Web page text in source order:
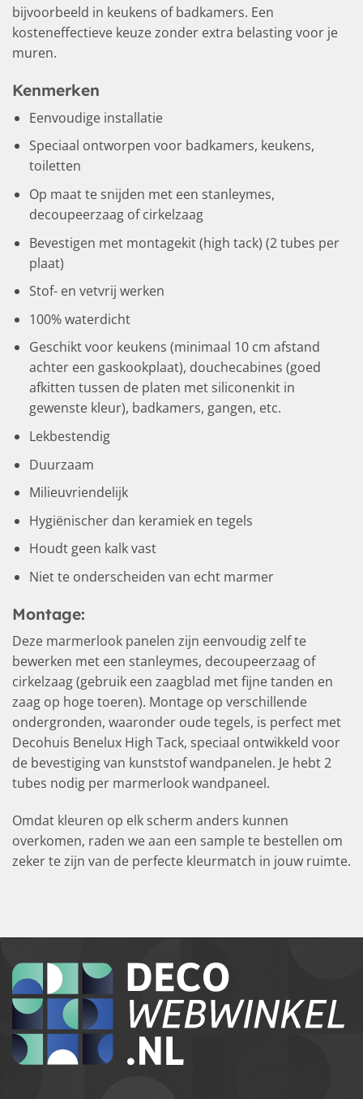
bijvoorbeeld in keukens of badkamers. Een
kosteneffectieve keuze zonder extra belasting voor je
muren.
Kenmerken
Eenvoudige installatie
Speciaal ontworpen voor badkamers, keukens,
toiletten
Op maat te snijden met een stanleymes,
decoupeerzaag of cirkelzaag
Bevestigen met montagekit (high tack) (2 tubes per
plaat)
Stof- en vetvrij werken
100% waterdicht
Geschikt voor keukens (minimaal 10 cm afstand
achter een gaskookplaat), douchecabines (goed
afkitten tussen de platen met siliconenkit in
gewenste kleur), badkamers, gangen, etc.
Lekbestendig
Duurzaam
Milieuvriendelijk
Hygiënischer dan keramiek en tegels
Houdt geen kalk vast
Niet te onderscheiden van echt marmer
Montage:
Deze marmerlook panelen zijn eenvoudig zelf te
bewerken met een stanleymes, decoupeerzaag of
cirkelzaag (gebruik een zaagblad met fijne tanden en
zaag op hoge toeren). Montage op verschillende
ondergronden, waaronder oude tegels, is perfect met
Decohuis Benelux High Tack, speciaal ontwikkeld voor
de bevestiging van kunststof wandpanelen. Je hebt 2
tubes nodig per marmerlook wandpaneel.
Omdat kleuren op elk scherm anders kunnen
overkomen, raden we aan een sample te bestellen om
zeker te zijn van de perfecte kleurmatch in jouw ruimte.